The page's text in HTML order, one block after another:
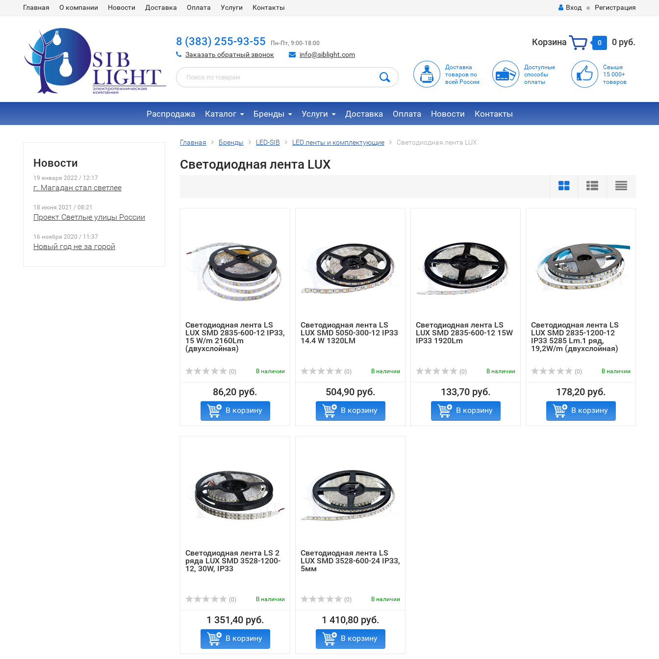
Главная О компании Новости Доставка Оплата Услуги Контакты Вход Регистрация
8 (383) 255-93-55 Пн-Пт, 9:00-18:00
Заказать обратный звонок info@siblight.com
Корзина 0 0 руб.
Доставка
товаров по
всей России
Доступные
способы
оплаты
Свыше
15 000+
товаров
Распродажа Каталог Бренды Услуги Доставка Оплата Новости Контакты
Новости
19 января 2022 / 12:17
г. Магадан стал светлее
18 июня 2021 / 08:21
Проект Светлые улицы России
16 ноября 2020 / 11:37
Новый год не за горой
Главная Бренды LED-SIB LED ленты и комплектующие Светодиодная лента LUX
Светодиодная лента LUX
Светодиодная лента LS
LUX SMD 2835-600-12 IP33,
15 W/m 2160Lm
(двухслойная)
(0) В наличии
86,20 руб.
В корзину
Светодиодная лента LS
LUX SMD 5050-300-12 IP33
14.4 W 1320LM
(0) В наличии
504,90 руб.
В корзину
Светодиодная лента LS
LUX SMD 2835-600-12 15W
IP33 1920Lm
(0) В наличии
133,70 руб.
В корзину
Светодиодная лента LS
LUX SMD 2835-1200-12
IP33 5285 Lm.1 ряд,
19,2W/m (двухслойная)
(0) В наличии
178,20 руб.
В корзину
Светодиодная лента LS 2
ряда LUX SMD 3528-1200-
12, 30W, IP33
(0) В наличии
1 351,40 руб.
В корзину
Светодиодная лента LS
LUX SMD 3528-600-24 IP33,
5мм
(0) В наличии
1 410,80 руб.
В корзину